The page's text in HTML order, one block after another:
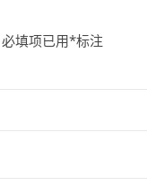
必填项已用*标注